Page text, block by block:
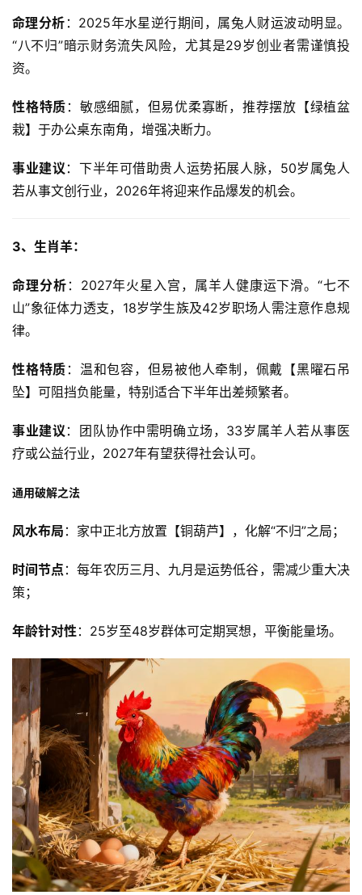
命理分析 ：2025年水星逆行期间，属兔人财运波动明显。
“八不归”暗示财务流失风险，尤其是29岁创业者需谨慎投
资。
性格特质 ：敏感细腻，但易优柔寡断，推荐摆放【绿植盆
栽】于办公桌东南角，增强决断力。
事业建议 ：下半年可借助贵人运势拓展人脉，50岁属兔人
若从事文创行业，2026年将迎来作品爆发的机会。
3、生肖羊：
命理分析 ：2027年火星入宫，属羊人健康运下滑。“七不
山”象征体力透支，18岁学生族及42岁职场人需注意作息规
律。
性格特质 ：温和包容，但易被他人牵制，佩戴【黑曜石吊
坠】可阻挡负能量，特别适合下半年出差频繁者。
事业建议 ：团队协作中需明确立场，33岁属羊人若从事医
疗或公益行业，2027年有望获得社会认可。
通用破解之法
风水布局 ：家中正北方放置【铜葫芦】，化解“不归”之局；
时间节点 ：每年农历三月、九月是运势低谷，需减少重大决
策；
年龄针对性：25岁至48岁群体可定期冥想，平衡能量场。